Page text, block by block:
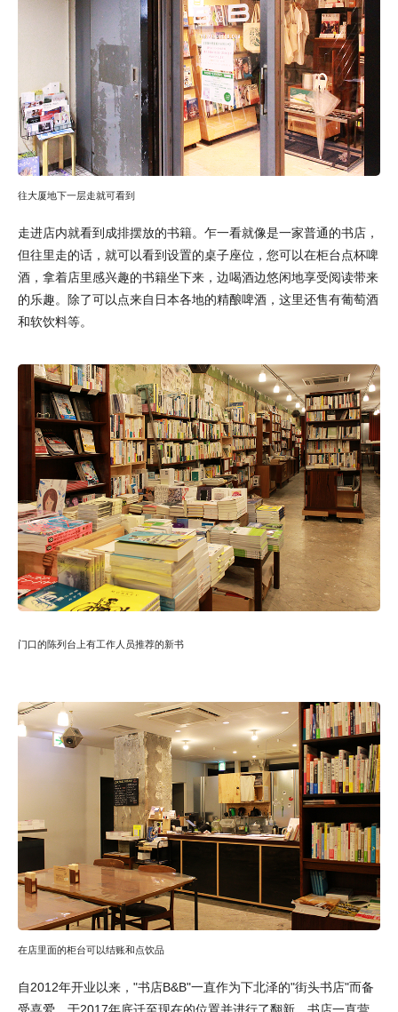
往大厦地下一层走就可看到
走进店内就看到成排摆放的书籍。乍一看就像是一家普通的书店，
但往里走的话，就可以看到设置的桌子座位，您可以在柜台点杯啤
酒，拿着店里感兴趣的书籍坐下来，边喝酒边悠闲地享受阅读带来
的乐趣。除了可以点来自日本各地的精酿啤酒，这里还售有葡萄酒
和软饮料等。
门口的陈列台上有工作人员推荐的新书
在店里面的柜台可以结账和点饮品
自2012年开业以来，"书店B&B"一直作为下北泽的"街头书店"而备